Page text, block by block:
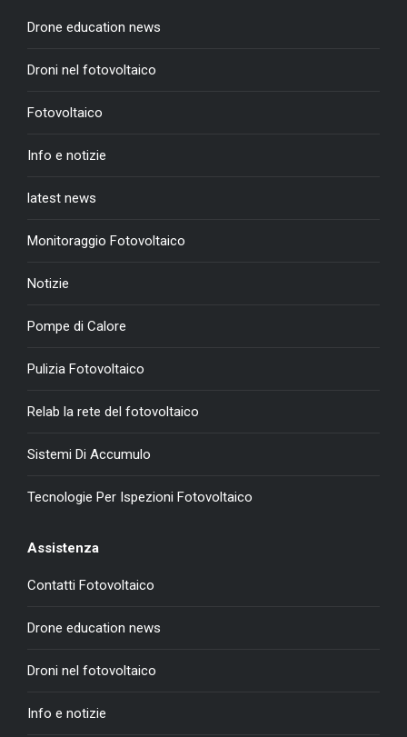
Drone education news
Droni nel fotovoltaico
Fotovoltaico
Info e notizie
latest news
Monitoraggio Fotovoltaico
Notizie
Pompe di Calore
Pulizia Fotovoltaico
Relab la rete del fotovoltaico
Sistemi Di Accumulo
Tecnologie Per Ispezioni Fotovoltaico
Assistenza
Contatti Fotovoltaico
Drone education news
Droni nel fotovoltaico
Info e notizie